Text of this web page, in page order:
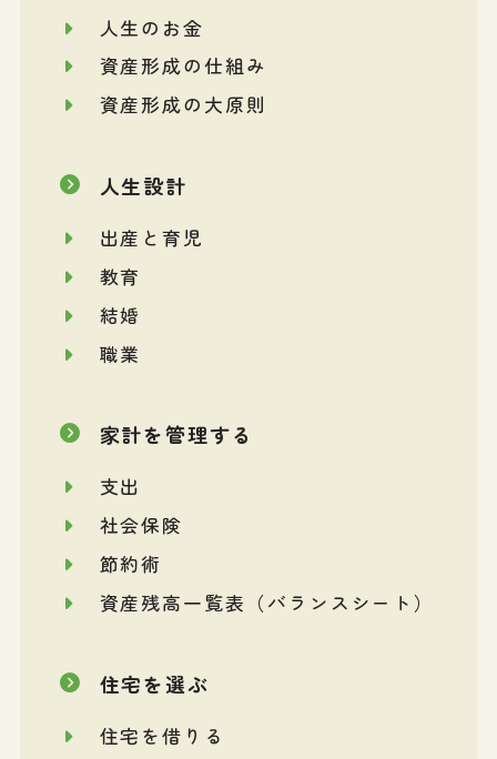
人生のお金
資産形成の仕組み
資産形成の大原則
人生設計
出産と育児
教育
結婚
職業
家計を管理する
支出
社会保険
節約術
資産残高一覧表（バランスシート）
住宅を選ぶ
住宅を借りる